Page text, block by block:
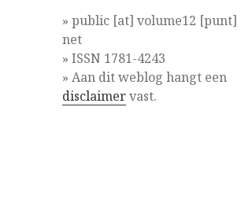
» public [at] volume12 [punt]
net
» ISSN 1781-4243
» Aan dit weblog hangt een
disclaimervast.